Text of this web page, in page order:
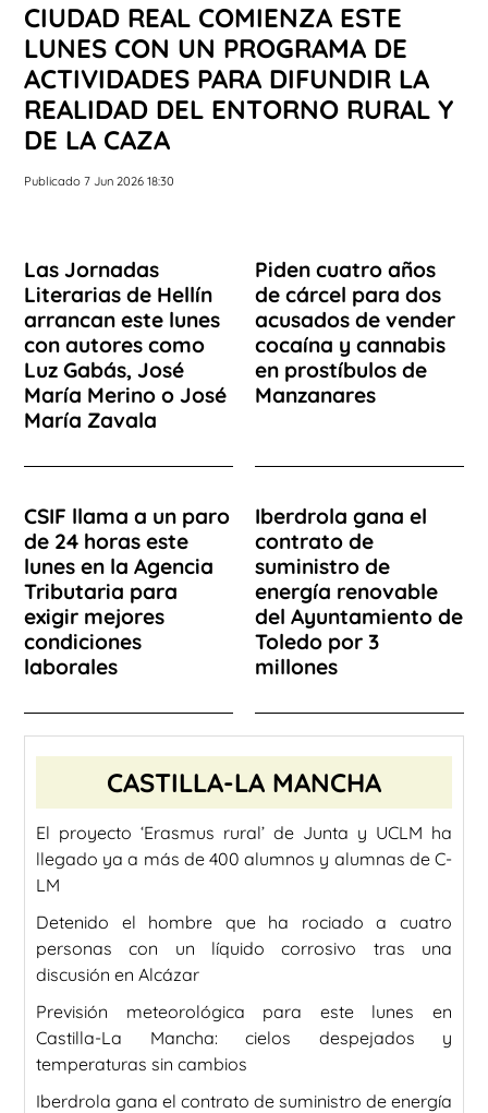
CIUDAD REAL COMIENZA ESTE
LUNES CON UN PROGRAMA DE
ACTIVIDADES PARA DIFUNDIR LA
REALIDAD DEL ENTORNO RURAL Y
DE LA CAZA
Publicado 7 Jun 2026 18:30
Las Jornadas
Literarias de Hellín
arrancan este lunes
con autores como
Luz Gabás, José
María Merino o José
María Zavala
Piden cuatro años
de cárcel para dos
acusados de vender
cocaína y cannabis
en prostíbulos de
Manzanares
CSIF llama a un paro
de 24 horas este
lunes en la Agencia
Tributaria para
exigir mejores
condiciones
laborales
Iberdrola gana el
contrato de
suministro de
energía renovable
del Ayuntamiento de
Toledo por 3
millones
CASTILLA-LA MANCHA
El proyecto ‘Erasmus rural’ de Junta y UCLM ha
llegado ya a más de 400 alumnos y alumnas de C-
LM
Detenido el hombre que ha rociado a cuatro
personas con un líquido corrosivo tras una
discusión en Alcázar
Previsión meteorológica para este lunes en
Castilla-La Mancha: cielos despejados y
temperaturas sin cambios
Iberdrola gana el contrato de suministro de energía